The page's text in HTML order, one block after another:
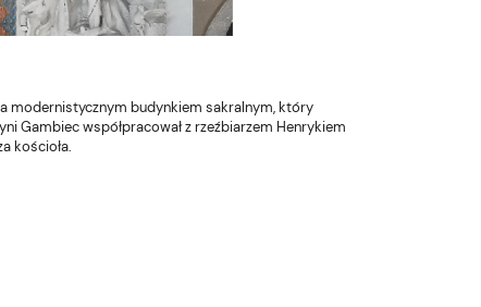
modernistycznym budynkiem sakralnym, który
Gambiec współpracował z rzeźbiarzem Henrykiem
kościoła.